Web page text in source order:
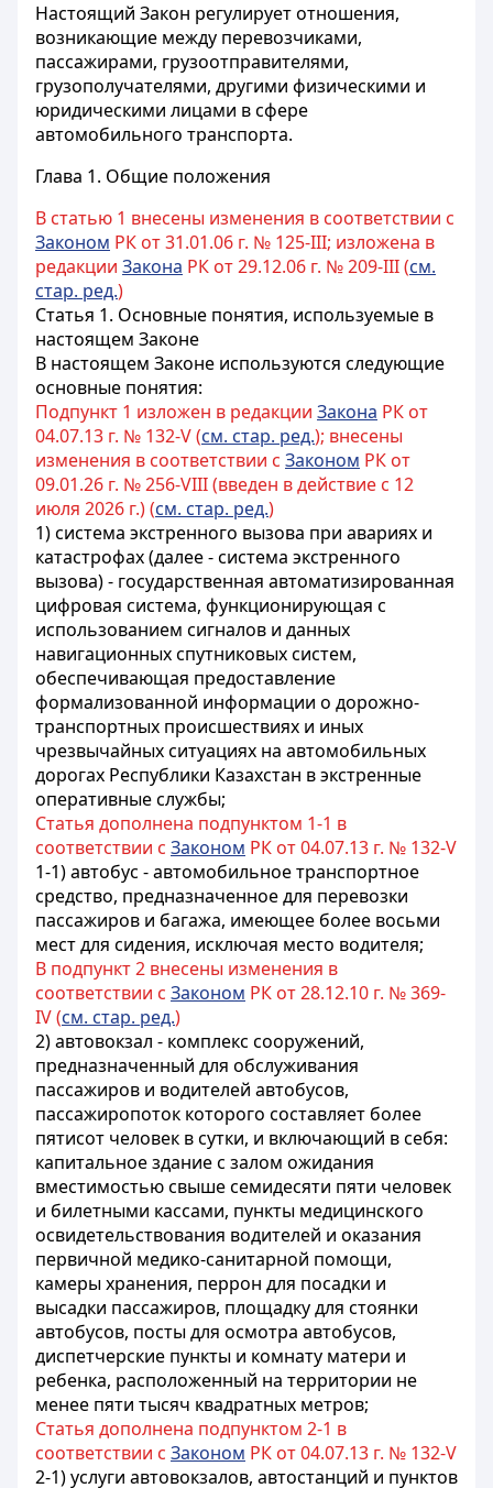
Настоящий Закон регулирует отношения,
возникающие между перевозчиками,
пассажирами, грузоотправителями,
грузополучателями, другими физическими и
юридическими лицами в сфере
автомобильного транспорта.
Глава 1. Общие положения
В статью 1 внесены изменения в соответствии с
Законом РК от 31.01.06 г. № 125-III; изложена в
редакции Закона РК от 29.12.06 г. № 209-III (см.
стар. ред.)
Статья 1. Основные понятия, используемые в
настоящем Законе
В настоящем Законе используются следующие
основные понятия:
Подпункт 1 изложен в редакции Закона РК от
04.07.13 г. № 132-V (см. стар. ред.); внесены
изменения в соответствии с Законом РК от
09.01.26 г. № 256-VIII (введен в действие с 12
июля 2026 г.) (см. стар. ред.)
1) система экстренного вызова при авариях и
катастрофах (далее - система экстренного
вызова) - государственная автоматизированная
цифровая система, функционирующая с
использованием сигналов и данных
навигационных спутниковых систем,
обеспечивающая предоставление
формализованной информации о дорожно-
транспортных происшествиях и иных
чрезвычайных ситуациях на автомобильных
дорогах Республики Казахстан в экстренные
оперативные службы;
Статья дополнена подпунктом 1-1 в
соответствии с Законом РК от 04.07.13 г. № 132-V
1-1) автобус - автомобильное транспортное
средство, предназначенное для перевозки
пассажиров и багажа, имеющее более восьми
мест для сидения, исключая место водителя;
В подпункт 2 внесены изменения в
соответствии с Законом РК от 28.12.10 г. № 369-
IV (см. стар. ред.)
2) автовокзал - комплекс сооружений,
предназначенный для обслуживания
пассажиров и водителей автобусов,
пассажиропоток которого составляет более
пятисот человек в сутки, и включающий в себя:
капитальное здание с залом ожидания
вместимостью свыше семидесяти пяти человек
и билетными кассами, пункты медицинского
освидетельствования водителей и оказания
первичной медико-санитарной помощи,
камеры хранения, перрон для посадки и
высадки пассажиров, площадку для стоянки
автобусов, посты для осмотра автобусов,
диспетчерские пункты и комнату матери и
ребенка, расположенный на территории не
менее пяти тысяч квадратных метров;
Статья дополнена подпунктом 2-1 в
соответствии с Законом РК от 04.07.13 г. № 132-V
2-1) услуги автовокзалов, автостанций и пунктов